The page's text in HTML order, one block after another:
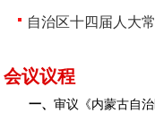
自治区十四届人大
会议议程
一、审议《内蒙古自